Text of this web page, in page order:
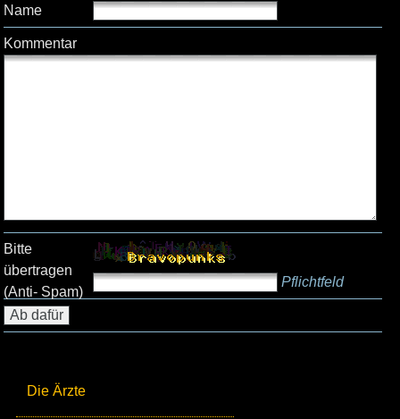
Die Ärzte
Name
Kommentar
Bitte
übertragen
(Anti- Spam)
Pflichtfeld